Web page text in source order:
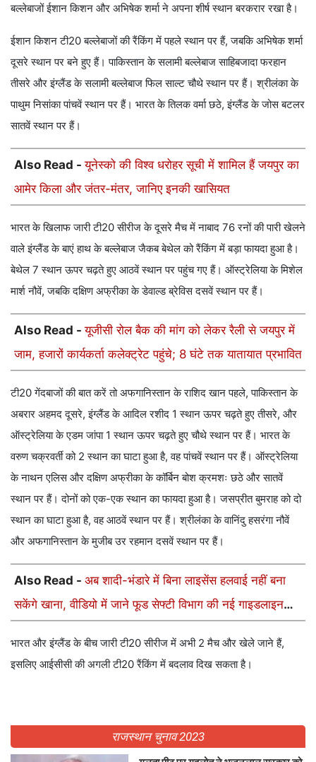
बल्लेबाजों ईशान किशन और अभिषेक शर्मा ने अपना शीर्ष स्थान बरकरार रखा है।
ईशान किशन टी20 बल्लेबाजों की रैंकिंग में पहले स्थान पर हैं, जबकि अभिषेक शर्मा
दूसरे स्थान पर बने हुए हैं। पाकिस्तान के सलामी बल्लेबाज साहिबजादा फरहान
तीसरे और इंग्लैंड के सलामी बल्लेबाज फिल साल्ट चौथे स्थान पर हैं। श्रीलंका के
पाथुम निसांका पांचवें स्थान पर हैं। भारत के तिलक वर्मा छठे, इंग्लैंड के जोस बटलर
सातवें स्थान पर हैं।
Also Read -यूनेस्को की विश्व धरोहर सूची में शामिल हैं जयपुर का
आमेर किला और जंतर-मंतर, जानिए इनकी खासियत
भारत के खिलाफ जारी टी20 सीरीज के दूसरे मैच में नाबाद 76 रनों की पारी खेलने
वाले इंग्लैंड के बाएं हाथ के बल्लेबाज जैकब बेथेल को रैंकिंग में बड़ा फायदा हुआ है।
बेथेल 7 स्थान ऊपर चढ़ते हुए आठवें स्थान पर पहुंच गए हैं। ऑस्ट्रेलिया के मिशेल
मार्श नौवें, जबकि दक्षिण अफ्रीका के डेवाल्ड ब्रेविस दसवें स्थान पर हैं।
Also Read -यूजीसी रोल बैक की मांग को लेकर रैली से जयपुर में
जाम, हजारों कार्यकर्ता कलेक्ट्रेट पहुंचे; 8 घंटे तक यातायात प्रभावित
टी20 गेंदबाजों की बात करें तो अफगानिस्तान के राशिद खान पहले, पाकिस्तान के
अबरार अहमद दूसरे, इंग्लैंड के आदिल रशीद 1 स्थान ऊपर चढ़ते हुए तीसरे, और
ऑस्ट्रेलिया के एडम जांपा 1 स्थान ऊपर चढ़ते हुए चौथे स्थान पर हैं। भारत के
वरुण चक्रवर्ती को 2 स्थान का घाटा हुआ है, वह पांचवें स्थान पर हैं। ऑस्ट्रेलिया
के नाथन एलिस और दक्षिण अफ्रीका के कॉर्बिन बोश क्रमशः छठे और सातवें
स्थान पर हैं। दोनों को एक-एक स्थान का फायदा हुआ है। जसप्रीत बुमराह को दो
स्थान का घाटा हुआ है, वह आठवें स्थान पर हैं। श्रीलंका के वानिंदु हसरंगा नौवें
और अफगानिस्तान के मुजीब उर रहमान दसवें स्थान पर हैं।
Also Read - अब शादी-भंडारे में बिना लाइसेंस हलवाई नहीं बना
सकेंगे खाना, वीडियो में जाने फूड सेफ्टी विभाग की नई गाइडलाइन
भारत और इंग्लैंड के बीच जारी टी20 सीरीज में अभी 2 मैच और खेले जाने हैं,
इसलिए आईसीसी की अगली टी20 रैंकिंग में बदलाव दिख सकता है।
राजस्थान चुनाव 2023